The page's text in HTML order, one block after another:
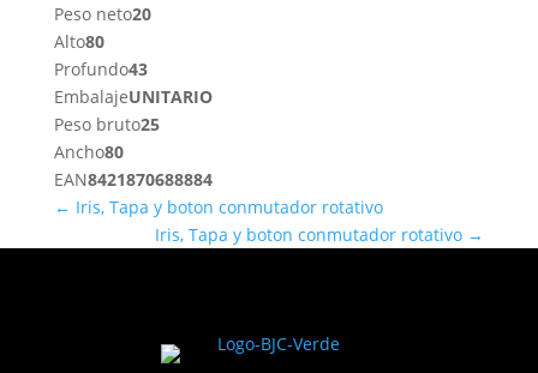
Peso neto20
Alto80
Profundo43
EmbalajeUNITARIO
Peso bruto25
Ancho80
EAN8421870688884
← Iris, Tapa y boton conmutador rotativo
Iris, Tapa y boton conmutador rotativo →